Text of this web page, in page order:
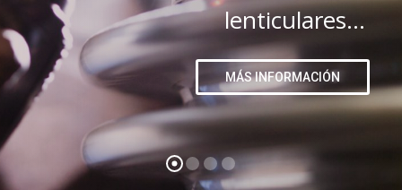
lenticulares...
MÁS INFORMACIÓN